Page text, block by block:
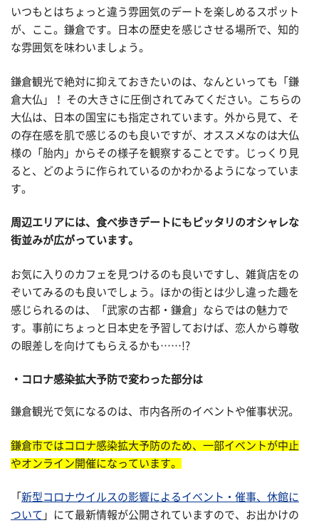
いつもとはちょっと違う雰囲気のデートを楽しめるスポット
が、ここ。鎌倉です。日本の歴史を感じさせる場所で、知的
な雰囲気を味わいましょう。
鎌倉観光で絶対に抑えておきたいのは、なんといっても「鎌
倉大仏」！ その大きさに圧倒されてみてください。こちらの
大仏は、日本の国宝にも指定されています。外から見て、そ
の存在感を肌で感じるのも良いですが、オススメなのは大仏
様の「胎内」からその様子を観察することです。じっくり見
ると、どのように作られているのかわかるようになっていま
す。
周辺エリアには、食べ歩きデートにもピッタリのオシャレな
街並みが広がっています。
お気に入りのカフェを見つけるのも良いですし、雑貨店をの
ぞいてみるのも良いでしょう。ほかの街とは少し違った趣を
感じられるのは、「武家の古都・鎌倉」ならではの魅力で
す。事前にちょっと日本史を予習しておけば、恋人から尊敬
の眼差しを向けてもらえるかも……!?
コロナ感染拡大予防で変わった部分は
鎌倉観光で気になるのは、市内各所のイベントや催事状況。
鎌倉市ではコロナ感染拡大予防のため、一部イベントが中止
やオンライン開催になっています。
「 新型コロナウイルスの影響によるイベント・催事、休館に
ついて 」にて最新情報が公開されていますので、お出かけの